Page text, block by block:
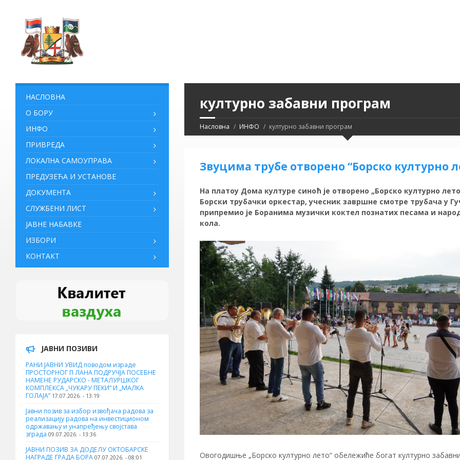
културно забавни програм
Насловна ИНФО културно забавни програм
Звуцима трубе отворено “Борско културно
На платоу Дома културе синоћ је отворено „Борско културно
Борски трубачки оркестар, учесник завршне смотре трубача у
припремио је Боранима музички коктел познатих песама и
кола.
Овогодишње „Борско културно лето“ обележиће богат културно
НАСЛОВНА
О БОРУ
ИНФО
ПРИВРЕДА
ЛОКАЛНА САМОУПРАВА
ПРЕДУЗЕЋА И УСТАНОВЕ
ДОКУМЕНТА
СЛУЖБЕНИ ЛИСТ
ЈАВНЕ НАБАВКЕ
ИЗБОРИ
КОНТАКТ
ЈАВНИ ПОЗИВИ
РАНИ ЈАВНИ УВИД поводом израде
ПРОСТОРНОГ П ЛАНА ПОДРУЧЈА ПОСЕБНЕ
НАМЕНЕ РУДАРСКО - МЕТАЛУРШКОГ
КОМПЛЕКСА „ЧУКАРУ ПЕКИ” И „МАЛКА
ГОЛАЈА” 17.07.2026. - 13:19
Јавни позив за избор извођача радова за
реализацију радова на инвестиционом
одржавању и унапређењу својстава
зграда 09.07.2026. - 13:36
ЈАВНИ ПОЗИВ ЗА ДОДЕЛУ ОКТOБАРСКЕ
НАГРАДЕ ГРАДА БОРА 07.07.2026. - 08:01